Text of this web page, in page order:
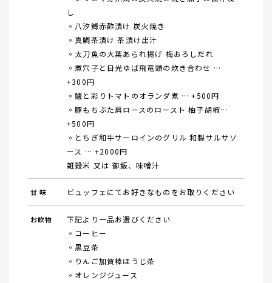
し
◦八汐鱒赤酢漬け 炭火焼き
◦真鯛茶漬け 茶漬け出汁
◦太刀魚の大葉あられ揚げ 梅おろしだれ
◦煮穴子と日光ゆば飛竜頭の炊き合わせ …
+300円
◦鱸と彩りトマトのオランダ煮 … +500円
◦豚もちぶた肩ロースのロースト 柚子胡椒…
+500円
◦とちぎ和牛サーロインのグリル 和製サルサソ
ース … +2000円
雑穀米 又は 御飯、味噌汁
甘 味 ビュッフェにてお好きなものをお取りください
お飲物
下記より一品お選びください
◦コーヒー
◦黒豆茶
◦りんご加賀棒ほうじ茶
◦オレンジジュース